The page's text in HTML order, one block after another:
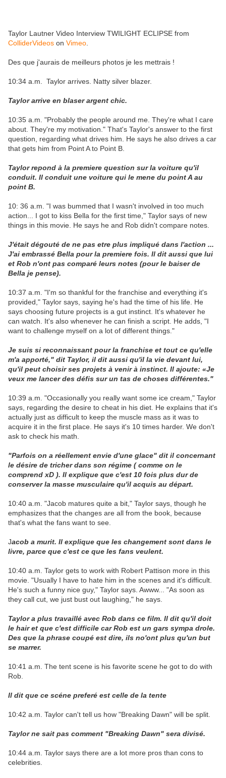
Taylor Lautner Video Interview TWILIGHT ECLIPSE from
ColliderVideos on Vimeo
Des que j'aurais de meilleurs photos je les mettrais !
10:34 a.m. Taylor arrives. Natty silver blazer.
Taylor arrive en blaser argent chic.
10:35 a.m. "Probably the people around me. They're what I care
about. They're my motivation." That's Taylor's answer to the first
question, regarding what drives him. He says he also drives a car
that gets him from Point A to Point B.
Taylor repond à la premiere question sur la voiture qu'il
conduit. Il conduit une voiture qui le mene du point A au
point B.
10: 36 a.m. "I was bummed that I wasn't involved in too much
action... I got to kiss Bella for the first time," Taylor says of new
things in this movie. He says he and Rob didn't compare notes.
J'était dégouté de ne pas etre plus impliqué dans l'action ...
J'ai embrassé Bella pour la premiere fois. Il dit aussi que lui
et Rob n'ont pas comparé leurs notes (pour le baiser de
Bella je pense).
10:37 a.m. "I'm so thankful for the franchise and everything it's
provided," Taylor says, saying he's had the time of his life. He
says choosing future projects is a gut instinct. It's whatever he
can watch. It's also whenever he can finish a script. He adds, "I
want to challenge myself on a lot of different things."
Je suis si reconnaissant pour la franchise et tout ce qu'elle
m'a apporté," dit Taylor, il dit aussi qu'il la vie devant lui,
qu'il peut choisir ses projets à venir à instinct. Il ajoute: «Je
veux me lancer des défis sur un tas de choses différentes."
10:39 a.m. "Occasionally you really want some ice cream," Taylor
says, regarding the desire to cheat in his diet. He explains that it's
actually just as difficult to keep the muscle mass as it was to
acquire it in the first place. He says it's 10 times harder. We don't
ask to check his math.
"Parfois on a réellement envie d'une glace" dit il concernant
le désire de tricher dans son régime ( comme on le
comprend xD ). Il explique que c'est 10 fois plus dur de
conserver la masse musculaire qu'il acquis au départ.
10:40 a.m. "Jacob matures quite a bit," Taylor says, though he
emphasizes that the changes are all from the book, because
that's what the fans want to see.
Jacob a murit. Il explique que les changement sont dans le
livre, parce que c'est ce que les fans veulent.
10:40 a.m. Taylor gets to work with Robert Pattison more in this
movie. "Usually I have to hate him in the scenes and it's difficult.
He's such a funny nice guy," Taylor says. Awww... "As soon as
they call cut, we just bust out laughing," he says.
Taylor a plus travaillé avec Rob dans ce film. Il dit qu'il doit
le hair et que c'est difficile car Rob est un gars sympa drole.
Des que la phrase coupé est dire, ils no'ont plus qu'un but
se marrer.
10:41 a.m. The tent scene is his favorite scene he got to do with
Rob.
Il dit que ce scéne preferé est celle de la tente
10:42 a.m. Taylor can't tell us how "Breaking Dawn" will be split.
Taylor ne sait pas comment "Breaking Dawn" sera divisé.
10:44 a.m. Taylor says there are a lot more pros than cons to
celebrities.